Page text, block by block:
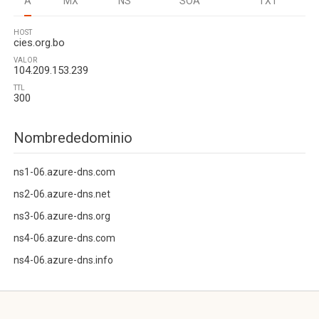
HOST
cies.org.bo
VALOR
104.209.153.239
TTL
300
Nombrededominio
ns1-06.azure-dns.com
ns2-06.azure-dns.net
ns3-06.azure-dns.org
ns4-06.azure-dns.com
ns4-06.azure-dns.info